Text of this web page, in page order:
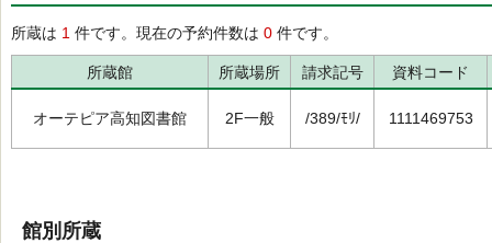
所蔵は 1 件です。現在の予約件数は 0 件です。
所蔵館 所蔵場所 請求記号 資料コード
オーテピア高知図書館 2F一般 /389/ﾓﾘ/ 1111469753
館別所蔵